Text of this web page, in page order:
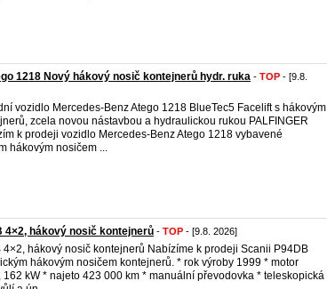
1218 Nový hákový nosič kontejnerů hydr. ruka - TOP - [9.8.
vozidlo Mercedes-Benz Atego 1218 BlueTec5 Facelift s hákovým
zcela novou nástavbou a hydraulickou rukou PALFINGER
k prodeji vozidlo Mercedes-Benz Atego 1218 vybavené
hákovým nosičem ...
4×2, hákový nosič kontejnerů - TOP - [9.8. 2026]
4×2, hákový nosič kontejnerů Nabízíme k prodeji Scanii P94DB
hákovým nosičem kontejnerů. * rok výroby 1999 * motor
162 kW * najeto 423 000 km * manuální převodovka * teleskopická